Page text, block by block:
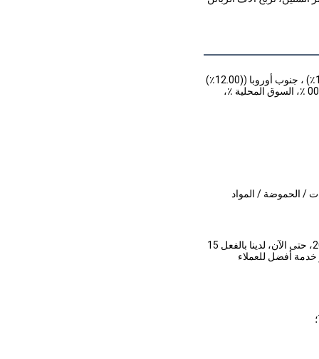
نحن مقرها في جيانغسو، الصين، بدءا من 2003، بيع إلى شرق آسيا ((64.00٪) ، أمريكا الشمالية ((13.00٪) ، جنوب أوروبا ((12.00٪)
، أوروبا الغربية ((6.00٪) ، جنوب شرق آسيا ((2.00٪) ، أمريكا الجنوبية ((00.00٪) ،أوروبا الشرقية ((00.00 ٪، السوق المحلية ٪،
/ الحموضة / المواد
تم تأسيس كيمفينا في عام 2003 في مقاطعة جيانغسو في الصين. انضم إلى منصة علي بابا في عام 2005، حتى الآن، لدينا بالفعل 15